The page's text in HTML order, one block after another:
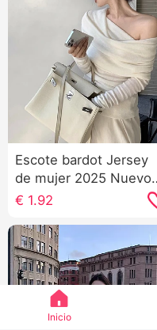
Escote bardot Jersey
de mujer 2025 Nuevo
Puro Deseo Fuerte
Hombros descubiertos
Suave Estilo Manga
Larga Suéter de punto
Otoño e invierno
€ 1.92
Inicio